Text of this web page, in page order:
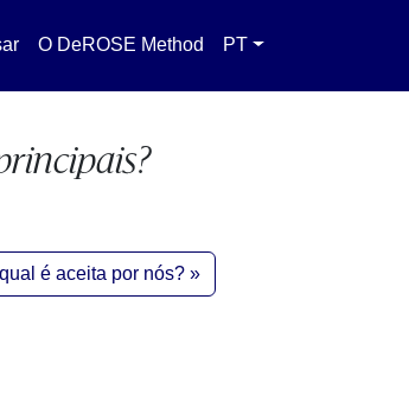
O DeROSE Method PT
é aceita por nós?